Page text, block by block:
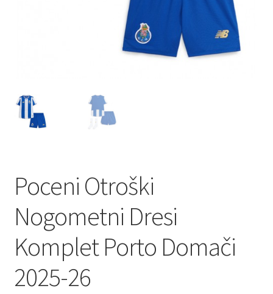
Poceni Otroški
Nogometni Dresi
Komplet Porto Domači
2025-26